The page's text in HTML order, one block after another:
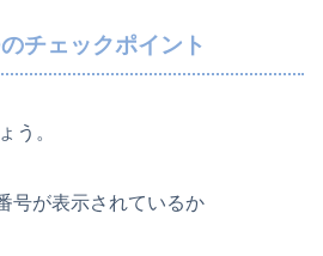
チェックポイント
う。
号が表示されているか